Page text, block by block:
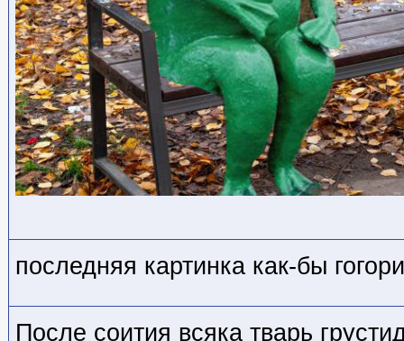
последняя картинка как-бы
После соития всяка тварь